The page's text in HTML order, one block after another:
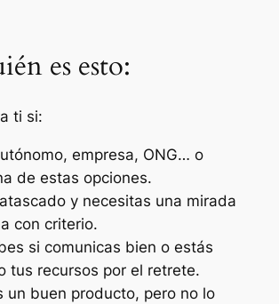
es esto:
ti si:
empresa, ONG… o
de estas opciones.
y necesitas una mirada
con criterio.
si comunicas bien o estás
tus recursos por el retrete.
un buen producto, pero no lo